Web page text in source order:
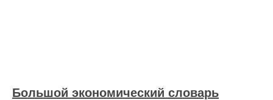
Большой экономический словарь